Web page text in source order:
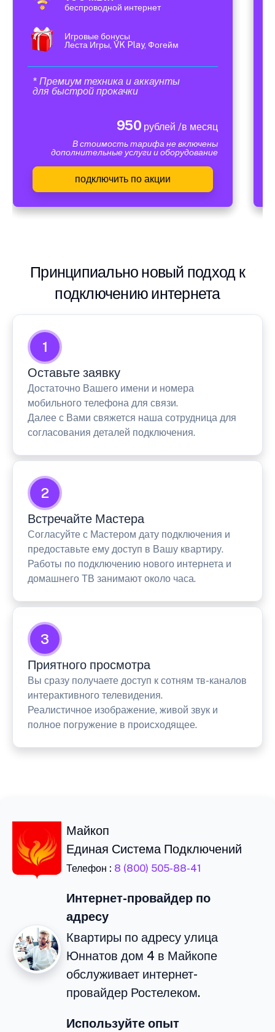
беспроводной интернет
Игровые бонусы
Леста Игры, VK Play, Фогейм
* Премиум техника и аккаунты
для быстрой прокачки
950 рублей /в месяц
В стоимость тарифа не включены
дополнительные услуги и оборудование
подключить по акции
Принципиально новый подход к
подключению интернета
1
Оставьте заявку
Достаточно Вашего имени и номера
мобильного телефона для связи.
Далее с Вами свяжется наша сотрудница для
согласования деталей подключения.
2
Встречайте Мастера
Согласуйте с Мастером дату подключения и
предоставьте ему доступ в Вашу квартиру.
Работы по подключению нового интернета и
домашнего ТВ занимают около часа.
3
Приятного просмотра
Вы сразу получаете доступ к сотням тв-каналов
интерактивного телевидения.
Реалистичное изображение, живой звук и
полное погружение в происходящее.
Майкоп
Единая Система Подключений
Телефон : 8 (800) 505-88-41
Интернет-провайдер по
адресу
Квартиры по адресу улица
Юннатов дом 4 в Майкопе
обслуживает интернет-
провайдер Ростелеком.
Используйте опыт